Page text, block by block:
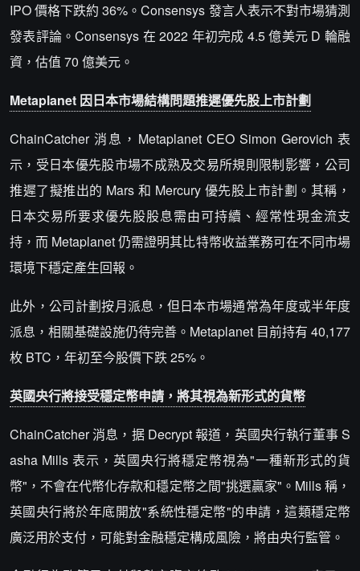
IPO 價格下跌約 36%。Consensys 發言人表示不對市場猜測
發表評論。Consensys 在 2022 年初完成 4.5 億美元 D 輪融
資，估值 70 億美元。
Metaplanet 因日本市場結構問題推遲優先股上市計劃
ChainCatcher 消息，Metaplanet CEO Simon Gerovich 表
示，受日本優先股市場不成熟及交易所規則限制影響，公司
推遲了擬推出的 Mars 和 Mercury 優先股上市計劃。其稱，
日本交易所要求優先股股息需由可持續、經常性現金流支
持，而 Metaplanet 仍需證明其比特幣收益業務可在不同市場
環境下穩定產生回報。
此外，公司計劃按月派息，但日本市場通常為年度或半年度
派息，相關基礎設施仍待完善。Metaplanet 目前持有 40,177
枚 BTC，年初至今股價下跌 25%。
英國央行將接受穩定幣申請，將其視為新形式的貨幣
ChainCatcher 消息，据 Decrypt 報道，英國央行執行董事 S
asha Mills 表示，英國央行將穩定幣視為"一種新形式的貨
幣"，不會在代幣化存款和穩定幣之間"挑選贏家"。Mills 稱，
英國央行將於年底開放"系統性穩定幣"的申請，這類穩定幣
廣泛用於支付，可能對金融穩定構成風險，將由央行監管。